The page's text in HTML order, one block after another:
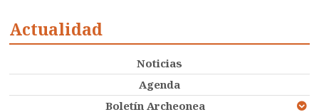
Actualidad
Noticias
Agenda
Boletín Archeonea